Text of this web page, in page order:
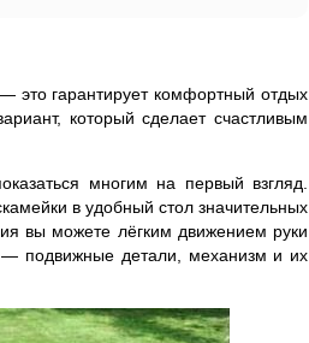
это гарантирует комфортный отдых
который сделает счастливым
многим на первый взгляд.
в удобный стол значительных
вы можете лёгким движением руки
— подвижные детали, механизм и их